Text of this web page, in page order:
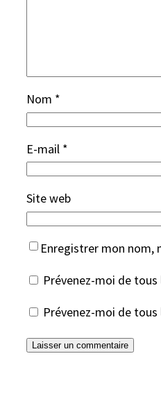
Nom *
E-mail *
Site web
Enregistrer mon nom,
Prévenez-moi de
Prévenez-moi de